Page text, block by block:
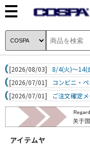
[2026/08/03]
8/4(火)～14(
[2026/07/01]
コンビニ・
[2026/07/01]
ご注文確定
アイテムヤ